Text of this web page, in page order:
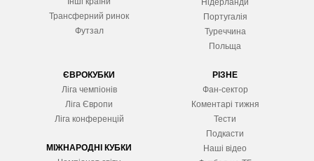
Трансферний ринок
Футзал
Нідерланди
Португалія
Туреччина
Польща
ЄВРОКУБКИ
Ліга чемпіонів
Ліга Європи
Ліга конференцій
МІЖНАРОДНІ КУБКИ
РІЗНЕ
Фан-сектор
Коментарі тижня
Тести
Подкасти
Наші відео